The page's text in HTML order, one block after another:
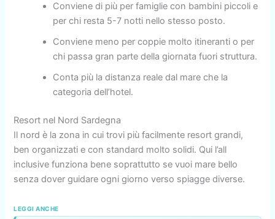
Conviene di più per famiglie con bambini piccoli e
per chi resta 5-7 notti nello stesso posto.
Conviene meno per coppie molto itineranti o per
chi passa gran parte della giornata fuori struttura.
Conta più la distanza reale dal mare che la
categoria dell’hotel.
Resort nel Nord Sardegna
Il nord è la zona in cui trovi più facilmente resort grandi,
ben organizzati e con standard molto solidi. Qui l’all
inclusive funziona bene soprattutto se vuoi mare bello
senza dover guidare ogni giorno verso spiagge diverse.
LEGGI ANCHE